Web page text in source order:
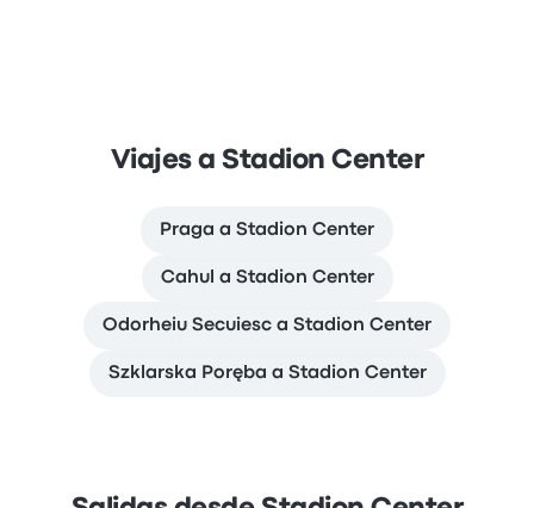
Viajes a Stadion Center
Praga a Stadion Center
Cahul a Stadion Center
Odorheiu Secuiesc a Stadion Center
Szklarska Poręba a Stadion Center